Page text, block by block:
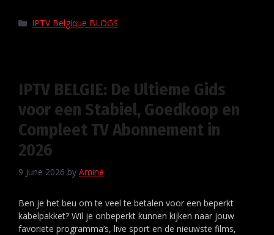
IPTV Belgique BLOGS
IPTV BELGIE: De Ultieme Gids
voor een Stabiel, Goedkoop en
Compleet TV Abonnement in
2026
9 June 2026 by Amine
Ben je het beu om te veel te betalen voor een beperkt
kabelpakket? Wil je onbeperkt kunnen kijken naar jouw
favoriete programma’s, live sport en de nieuwste films,